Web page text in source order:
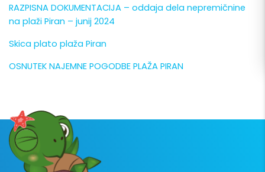
RAZPISNA DOKUMENTACIJA – oddaja dela nepremičnine
na plaži Piran – junij 2024
Skica plato plaža Piran
OSNUTEK NAJEMNE POGODBE PLAŽA PIRAN